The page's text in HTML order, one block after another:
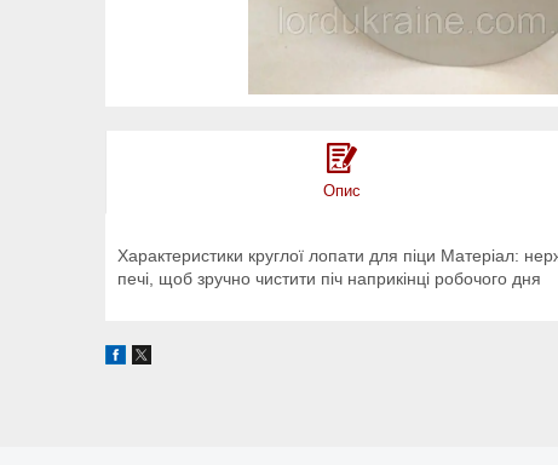
Опис
Характеристики круглої лопати для піци Матеріал:
печі, щоб зручно чистити піч наприкінці робочого дня